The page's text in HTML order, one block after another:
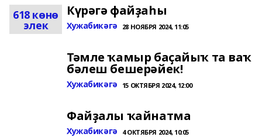
618 көнө
элек
Күрәгә файҙаһы
Хужабикәгә 28 НОЯБРЯ 2024, 11:05
Тәмле ҡамыр баҫайыҡ та ваҡ
бәлеш бешерәйек!
Хужабикәгә 15 ОКТЯБРЯ 2024, 12:00
Файҙалы ҡайнатма
Хужабикәгә 4 ОКТЯБРЯ 2024, 10:05